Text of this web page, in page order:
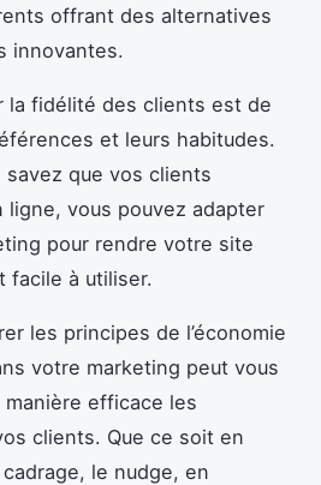
offrant des alternatives
innovantes.
la fidélité des clients est de
et leurs habitudes.
savez que vos clients
vous pouvez adapter
pour rendre votre site
facile à utiliser.
les principes de l’économie
votre marketing peut vous
efficace les
clients. Que ce soit en
le nudge, en